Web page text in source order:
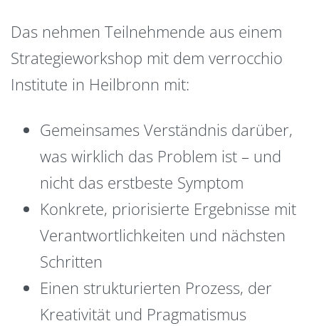
Das nehmen Teilnehmende aus einem
Strategieworkshop mit dem verrocchio
Institute in Heilbronn mit:
Gemeinsames Verständnis darüber,
was wirklich das Problem ist – und
nicht das erstbeste Symptom
Konkrete, priorisierte Ergebnisse mit
Verantwortlichkeiten und nächsten
Schritten
Einen strukturierten Prozess, der
Kreativität und Pragmatismus